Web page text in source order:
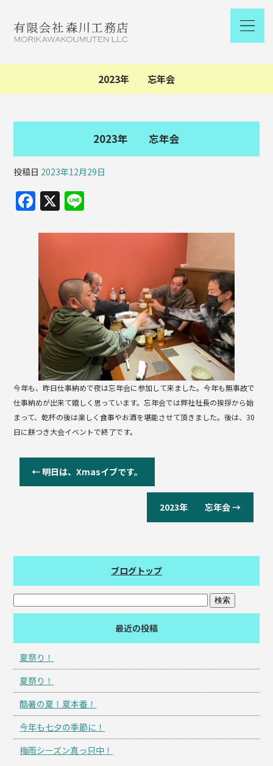
2023年 忘年会
2023年 忘年会
投稿日 2023年12月29日
F
c
b
o
o
k
X
e
今年も、昨日仕事納めで夜は忘年会に参加して来ました。今年も無事故で
仕事納めが出来て嬉しく思っています。忘年会では弊社社長の挨拶から始
まって、乾杯の後は楽しく食事やお酒を堪能させて頂きました。後は、30
日に餅つき大会イベントで終了です。
← 明日は、Xmasイブです。
2023年 忘年会→
ブログトップ
最近の投稿
夏祭り！
夏祭り！
酷暑の夏！夏本番！
今年も七夕の季節に！
梅雨シーズン真っ只中！